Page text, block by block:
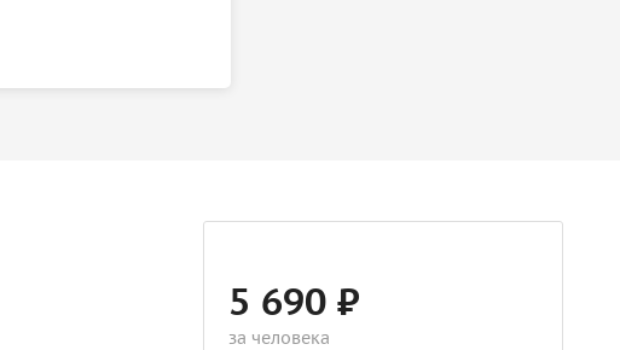
5 690 ₽
за человека